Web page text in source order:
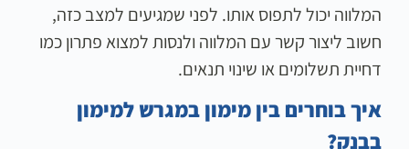
המלווה יכול לתפוס אותו. לפני שמגיעים למצב כזה,
חשוב ליצור קשר עם המלווה ולנסות למצוא פתרון כמו
דחיית תשלומים או שינוי תנאים.
איך בוחרים בין מימון במגרש למימון
בבנק?